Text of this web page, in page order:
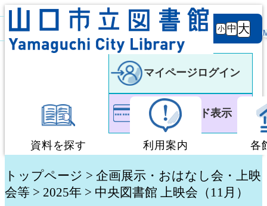
背景
白 黒
文字サ
イズ
小 中 大
マイページログイン
利用者カード表示
資料を探す
蔵書検索・予約
利用案内
図書館利用案内
各
トップページ > 企画展示・おはなし会・上映
会等 > 2025年 > 中央図書館 上映会（11月）